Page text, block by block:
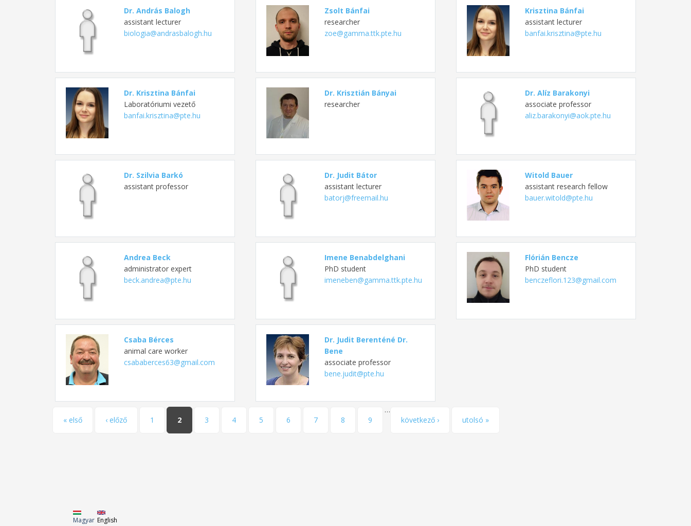
Dr. András Balogh
assistant lecturer
biologia@andrasbalogh.hu
Zsolt Bánfai
researcher
zoe@gamma.ttk.pte.hu
Krisztina Bánfai
assistant lecturer
banfai.krisztina@pte.hu
Dr. Krisztina Bánfai
Laboratóriumi vezető
banfai.krisztina@pte.hu
Dr. Krisztián Bányai
researcher
Dr. Alíz Barakonyi
associate professor
aliz.barakonyi@aok.pte.hu
Dr. Szilvia Barkó
assistant professor
Dr. Judit Bátor
assistant lecturer
batorj@freemail.hu
Witold Bauer
assistant research fellow
bauer.witold@pte.hu
Andrea Beck
administrator expert
beck.andrea@pte.hu
Imene Benabdelghani
PhD student
imeneben@gamma.ttk.pte.hu
Flórián Bencze
PhD student
benczeflori.123@gmail.com
Csaba Bérces
animal care worker
csababerces63@gmail.com
Dr. Judit Berenténé Dr.
Bene
associate professor
bene.judit@pte.hu
Pages
« első ‹ előző 1 2 3 4 5 6 7 8 9
…
következő ›
utolsó »
Magyar English